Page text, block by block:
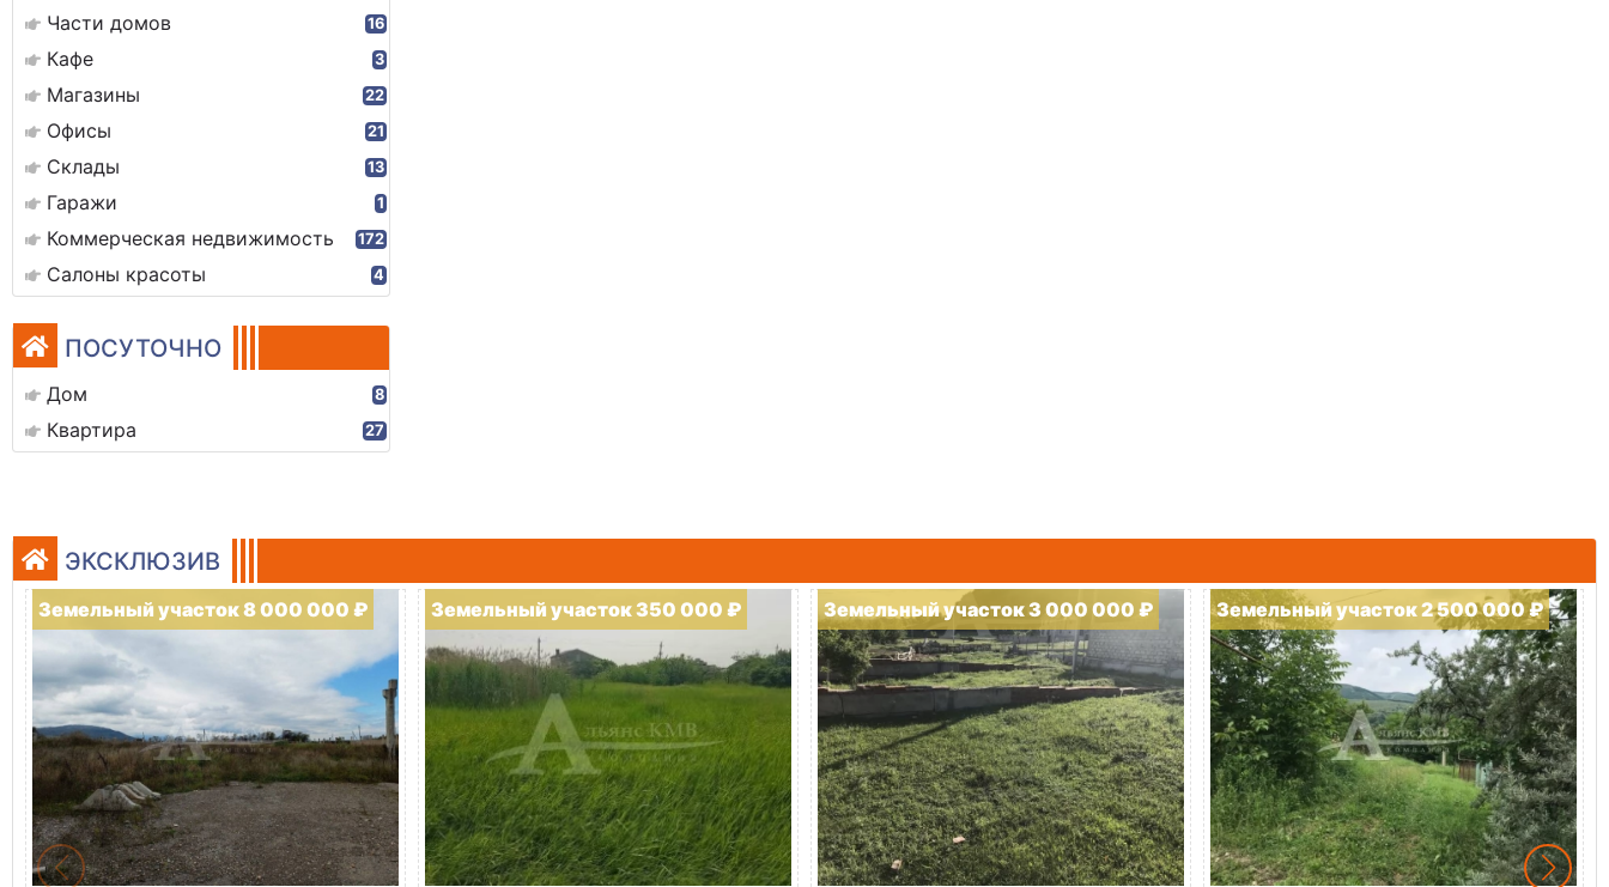
Части домов 16
Кафе 3
Магазины 22
Офисы 21
Склады 13
Гаражи 1
Коммерческая недвижимость 172
Салоны красоты 4
ПОСУТОЧНО
Дом 8
Квартира 27
ЭКСКЛЮЗИВ
Земельный участок 8 000 000 ₽ Земельный участок 350 000 ₽ Земельный участок 3 000 000 ₽ Земельный участок 2 500 000 ₽